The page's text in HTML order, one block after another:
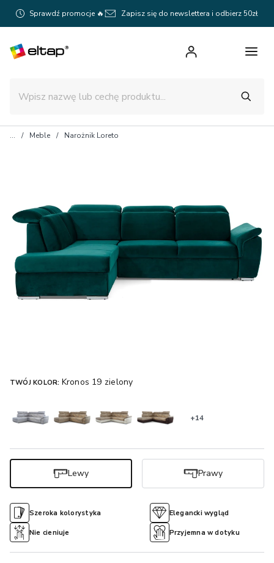
Sprawdź promocje 🔥 Zapisz się do newslettera i odbierz 50zł
Meble Narożnik Loreto
TWÓJ KOLOR: Kronos 19 zielony
Szeroka kolorystyka Elegancki wygląd
Nie cieniuje Przyjemna w dotyku
+14
Lewy Prawy